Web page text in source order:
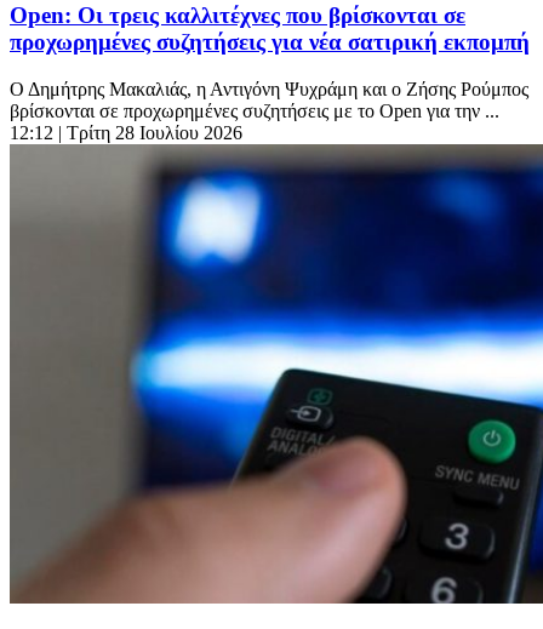
Open: Οι τρεις καλλιτέχνες που βρίσκονται σε
προχωρημένες συζητήσεις για νέα σατιρική εκπομπή
Ο Δημήτρης Μακαλιάς, η Αντιγόνη Ψυχράμη και ο Ζήσης Ρούμπος
βρίσκονται σε προχωρημένες συζητήσεις με το Open για την ...
12:12 | Τρίτη 28 Ιουλίου 2026